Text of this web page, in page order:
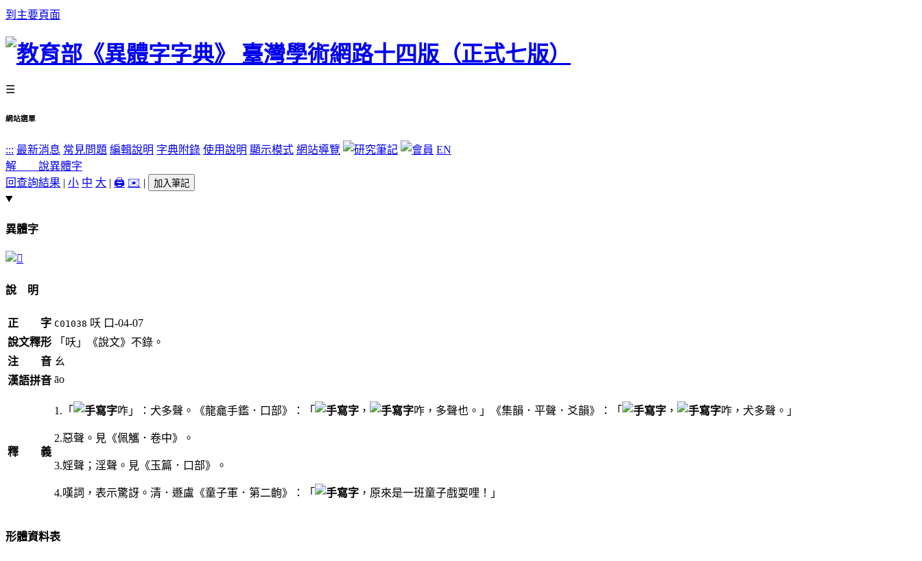
到主要頁面
☰
網站選單
::: 最新消息 常見問題 編輯說明 字典附錄 使用說明 顯示模式 網站導覽
EN
解 說異體字
回查詢結果 | 小 中 大 | 🖨️ ✉️ | 加入筆記
異體字
說 明
正 字 C01038 㕭 口-04-07
說文釋形
「㕭」《說文》不錄。
注 音 ㄠ
漢語拼音 āo
釋 義
1.「 咋」：犬多聲。《龍龕手鑑．口部》：「 ， 咋，多聲也。」《集韻．平聲．爻韻》：「 ， 咋，犬多聲。」
2.惡聲。見《佩觿．卷中》。
3.婬聲；淫聲。見《玉篇．口部》。
4.嘆詞，表示驚訝。清．遯盧《童子軍．第二齣》：「 ，原來是一班童子戲耍哩！」
形體資料表